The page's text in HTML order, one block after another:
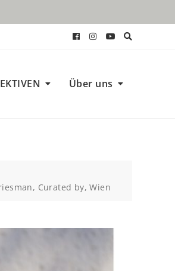
Über uns
Curated by, Wien